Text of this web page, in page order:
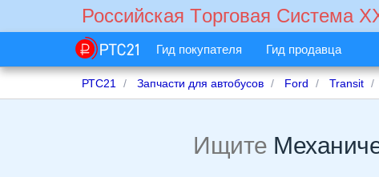
Российская Tорговая Cистема
Гид покупателя Гид продавца
РТС21 Запчасти для автобусов Ford Transit
Ищите